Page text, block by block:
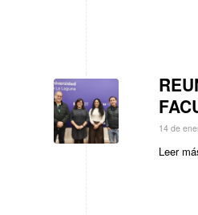
14 de
Leer